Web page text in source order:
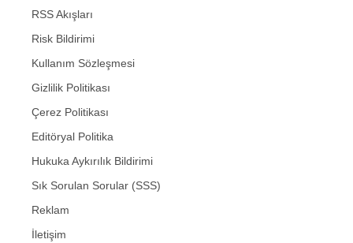
RSS Akışları
Risk Bildirimi
Kullanım Sözleşmesi
Gizlilik Politikası
Çerez Politikası
Editöryal Politika
Hukuka Aykırılık Bildirimi
Sık Sorulan Sorular (SSS)
Reklam
İletişim